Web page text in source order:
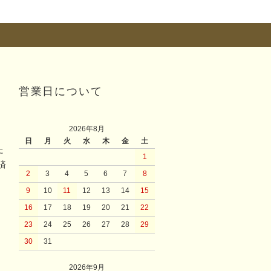
営業日について
2026年8月
日
月 火 水 木 金
土
1
2
3 4 5 6 7
8
9
10 11 12 13 14
15
16
17 18 19 20 21
22
23
24 25 26 27 28
29
30
31
2026年9月